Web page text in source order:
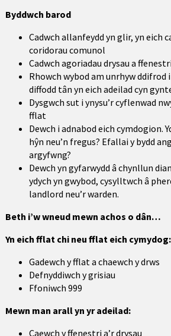
Byddwch barod
Cadwch allanfeydd yn glir, yn eich
coridorau comunol
Cadwch agoriadau drysau a
Rhowch wybod am unrhyw ddifrod
diffodd tân yn eich adeilad cyn
Dysgwch sut i ynysu’r cyflenwad
fflat
Dewch i adnabod eich cymdogion.
hŷn neu’n fregus? Efallai y bydd
argyfwng?
Dewch yn gyfarwydd â chynllun
ydych yn gwybod, cysylltwch â
landlord neu’r warden.
Beth i’w wneud mewn achos o dân…
Yn eich fflat chi neu fflat eich cymydog:
Gadewch y fflat a chaewch y drws
Defnyddiwch y grisiau
Ffoniwch 999
Mewn man arall yn yr adeilad:
Caewch y ffenestri a’r drysau